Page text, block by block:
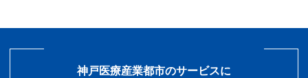
神戸医療産業都市のサービスに